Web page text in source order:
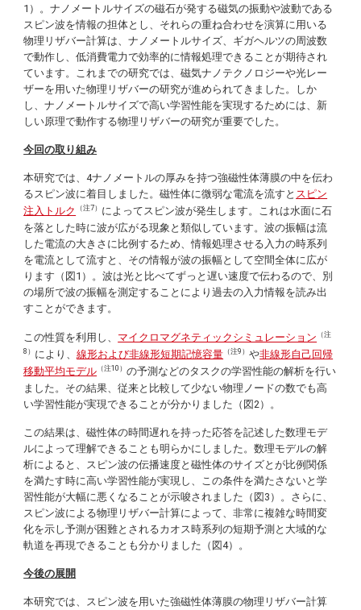
1）。ナノメートルサイズの磁石が発する磁気の振動や波動である
スピン波を情報の担体とし、それらの重ね合わせを演算に用いる
物理リザバー計算は、ナノメートルサイズ、ギガヘルツの周波数
で動作し、低消費電力で効率的に情報処理できることが期待され
ています。これまでの研究では、磁気ナノテクノロジーや光レー
ザーを用いた物理リザバーの研究が進められてきました。しか
し、ナノメートルサイズで高い学習性能を実現するためには、新
しい原理で動作する物理リザバーの研究が重要でした。
今回の取り組み
本研究では、4ナノメートルの厚みを持つ強磁性体薄膜の中を伝わ
るスピン波に着目しました。磁性体に微弱な電流を流すと スピン
注入トルク
（注7） によってスピン波が発生します。これは水面に石
を落とした時に波が広がる現象と類似しています。波の振幅は流
した電流の大きさに比例するため、情報処理させる入力の時系列
を電流として流すと、その情報が波の振幅として空間全体に広が
ります（図1）。波は光と比べてずっと遅い速度で伝わるので、別
の場所で波の振幅を測定することにより過去の入力情報を読み出
すことができます。
この性質を利用し、 マイクロマグネティックシミュレーション （注
8） により、線形および非線形短期記憶容量 （注9） や非線形自己回帰
移動平均モデル （注10） の予測などのタスクの学習性能の解析を行い
ました。その結果、従来と比較して少ない物理ノードの数でも高
い学習性能が実現できることが分かりました（図2）。
この結果は、磁性体の時間遅れを持った応答を記述した数理モデ
ルによって理解できることも明らかにしました。数理モデルの解
析によると、スピン波の伝播速度と磁性体のサイズとが比例関係
を満たす時に高い学習性能が実現し、この条件を満たさないと学
習性能が大幅に悪くなることが示唆されました（図3）。さらに、
スピン波による物理リザバー計算によって、非常に複雑な時間変
化を示し予測が困難とされるカオス時系列の短期予測と大域的な
軌道を再現できることも分かりました（図4）。
今後の展開
本研究では、スピン波を用いた強磁性体薄膜の物理リザバー計算